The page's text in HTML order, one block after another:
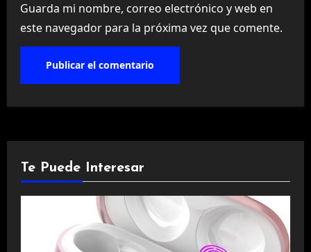
Guarda mi nombre, correo electrónico y web en
este navegador para la próxima vez que comente.
Te Puede Interesar